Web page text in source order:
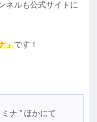
ネルも公式サイトに
」です！
ナ ” ほかにて